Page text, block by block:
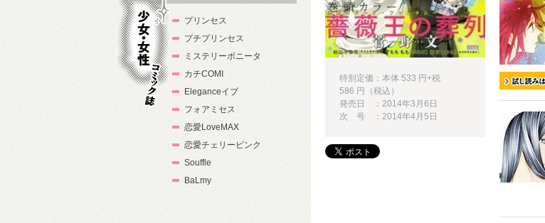
特別定価：本体 533 円+税
586 円（税込）
発売日 ：2014年3月6日
次 号 ：2014年4月5日
プリンセス
プチプリンセス
ミステリーボニータ
カチCOMI
Eleganceイブ
フォアミセス
恋愛LoveMAX
恋愛チェリーピンク
Souffle
BaLmy